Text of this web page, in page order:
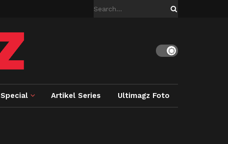
Special Artikel Series Ultimagz Foto